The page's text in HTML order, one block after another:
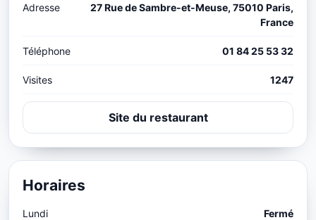
Adresse
27 Rue de Sambre-et-Meuse, 75010 Paris,
France
Téléphone 01 84 25 53 32
Visites 1247
Site du restaurant
Horaires
Lundi Fermé